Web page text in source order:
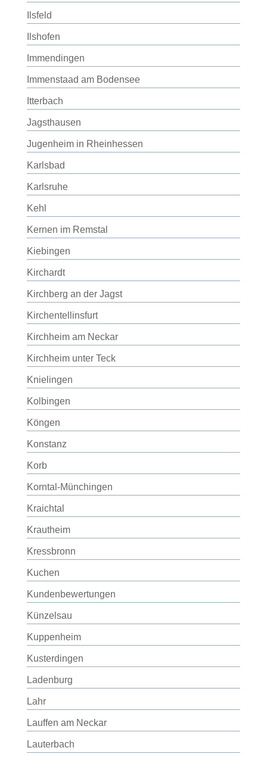
Ilsfeld
Ilshofen
Immendingen
Immenstaad am Bodensee
Itterbach
Jagsthausen
Jugenheim in Rheinhessen
Karlsbad
Karlsruhe
Kehl
Kernen im Remstal
Kiebingen
Kirchardt
Kirchberg an der Jagst
Kirchentellinsfurt
Kirchheim am Neckar
Kirchheim unter Teck
Knielingen
Kolbingen
Köngen
Konstanz
Korb
Korntal-Münchingen
Kraichtal
Krautheim
Kressbronn
Kuchen
Kundenbewertungen
Künzelsau
Kuppenheim
Kusterdingen
Ladenburg
Lahr
Lauffen am Neckar
Lauterbach